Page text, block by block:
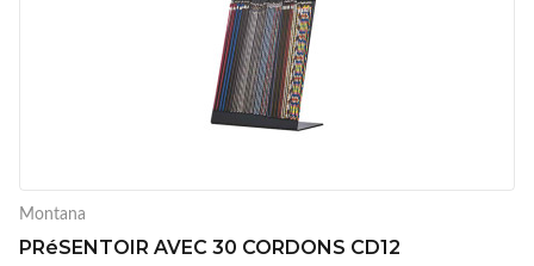
Montana
PRéSENTOIR AVEC 30 CORDONS CD12